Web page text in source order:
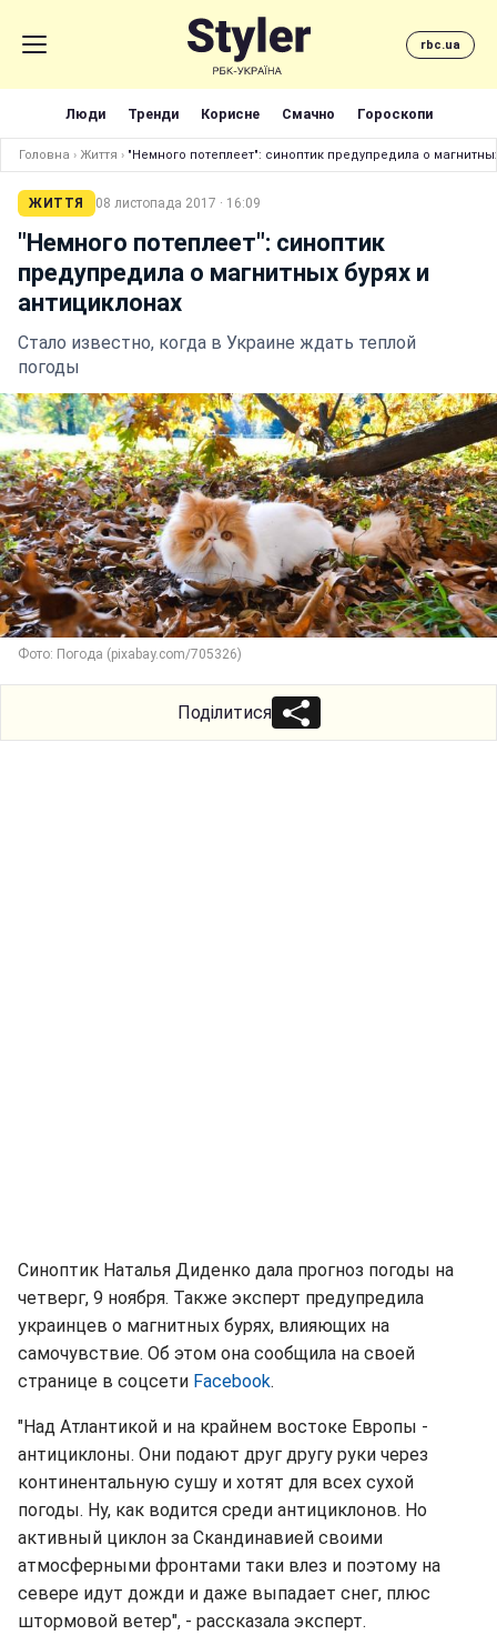
rbc.ua
Люди Тренди Корисне Смачно Гороскопи
Головна › Життя › "Немного потеплеет": синоптик предупредила о
ЖИТТЯ 08 листопада 2017 · 16:09
"Немного потеплеет": синоптик
предупредила о магнитных бурях и
антициклонах
Стало известно, когда в Украине ждать теплой
погоды
Фото: Погода (pixabay.com/705326)
Поділитися
Синоптик Наталья Диденко дала прогноз погоды на
четверг, 9 ноября. Также эксперт предупредила
украинцев о магнитных бурях, влияющих на
самочувствие. Об этом она сообщила на своей
странице в соцсети Facebook.
"Над Атлантикой и на крайнем востоке Европы -
антициклоны. Они подают друг другу руки через
континентальную сушу и хотят для всех сухой
погоды. Ну, как водится среди антициклонов. Но
активный циклон за Скандинавией своими
атмосферными фронтами таки влез и поэтому на
севере идут дожди и даже выпадает снег, плюс
штормовой ветер", - рассказала эксперт.